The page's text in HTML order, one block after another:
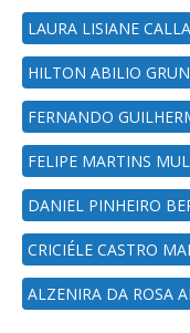
LAURA LISIANE
HILTON ABILIO
FERNANDO
FELIPE MARTINS
DANIEL PINHEIRO
CRICIÉLE CASTRO
ALZENIRA DA ROSA